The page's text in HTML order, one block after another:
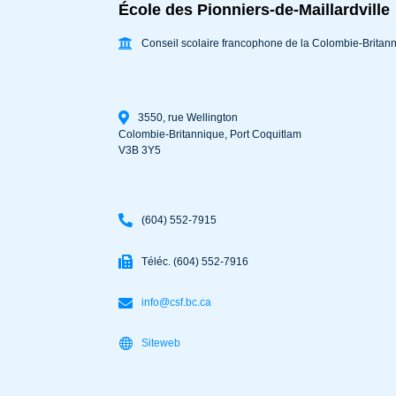
École des Pionniers-de-Maillardville
Conseil scolaire francophone de la Colombie-
3550, rue Wellington
Colombie-Britannique, Port Coquitlam
V3B 3Y5
(604) 552-7915
Téléc. (604) 552-7916
info@csf.bc.ca
Siteweb